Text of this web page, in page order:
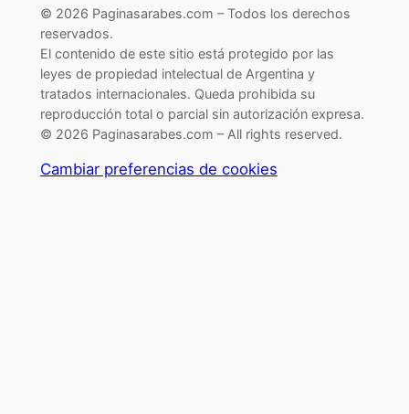
© 2026 Paginasarabes.com – Todos los derechos
reservados.
El contenido de este sitio está protegido por las
leyes de propiedad intelectual de Argentina y
tratados internacionales. Queda prohibida su
reproducción total o parcial sin autorización expresa.
© 2026 Paginasarabes.com – All rights reserved.
Cambiar preferencias de cookies